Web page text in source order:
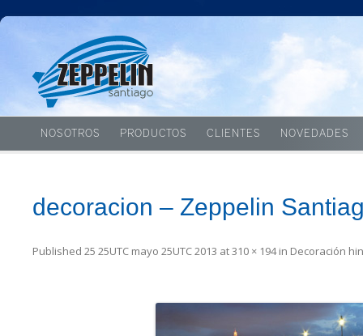
NOSOTROS PRODUCTOS CLIENTES NOVEDADES
decoracion – Zeppelin
Published 25 25UTC mayo 25UTC 2013 at310 × 194in Decoración